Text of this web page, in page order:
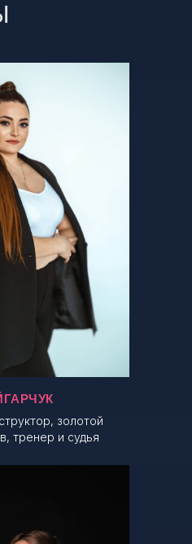
золотой
тренер и судья